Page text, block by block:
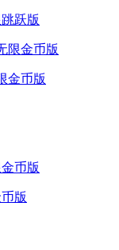
跃版
金币版
版